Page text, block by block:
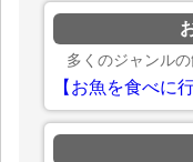
多くのジャンル
【お魚を食べに